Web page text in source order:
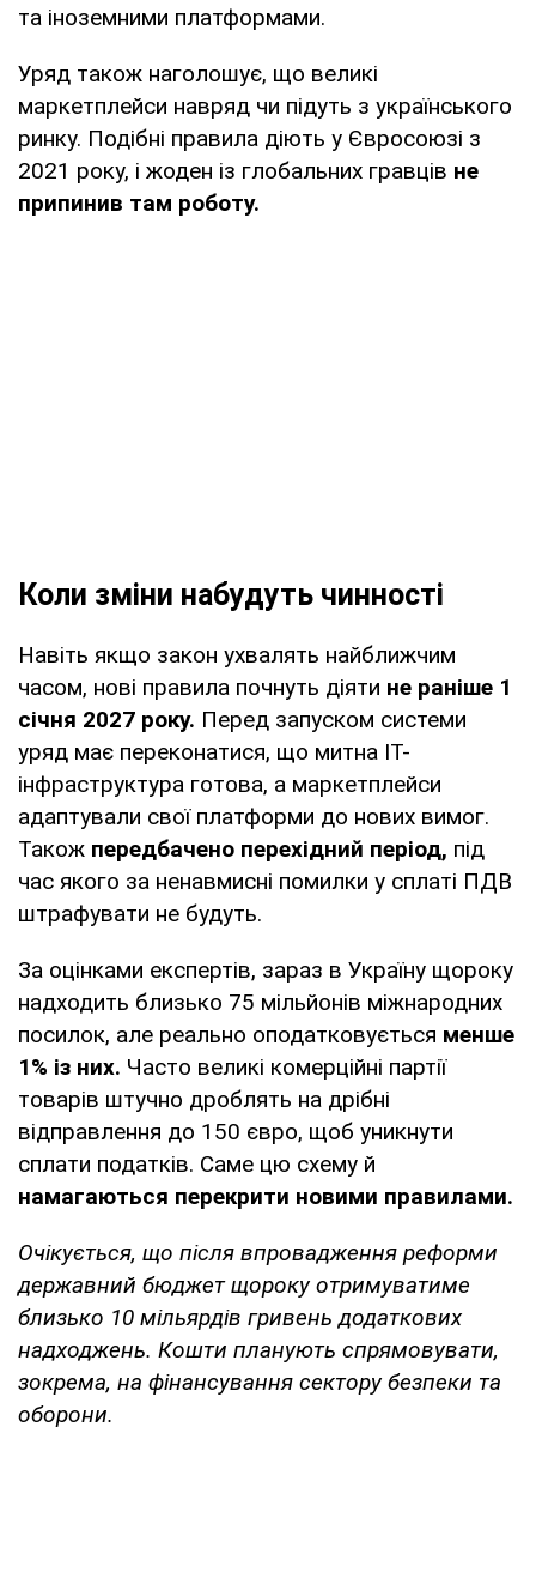
та іноземними платформами.
Уряд також наголошує, що великі
маркетплейси навряд чи підуть з українського
ринку. Подібні правила діють у Євросоюзі з
2021 року, і жоден із глобальних гравців не
припинив там роботу.
Коли зміни набудуть чинності
Навіть якщо закон ухвалять найближчим
часом, нові правила почнуть діяти не раніше 1
січня 2027 року. Перед запуском системи
уряд має переконатися, що митна ІТ-
інфраструктура готова, а маркетплейси
адаптували свої платформи до нових вимог.
Також передбачено перехідний період, під
час якого за ненавмисні помилки у сплаті ПДВ
штрафувати не будуть.
За оцінками експертів, зараз в Україну щороку
надходить близько 75 мільйонів міжнародних
посилок, але реально оподатковується менше
1% із них. Часто великі комерційні партії
товарів штучно дроблять на дрібні
відправлення до 150 євро, щоб уникнути
сплати податків. Саме цю схему й
намагаються перекрити новими правилами.
Очікується, що після впровадження реформи
державний бюджет щороку отримуватиме
близько 10 мільярдів гривень додаткових
надходжень. Кошти планують спрямовувати,
зокрема, на фінансування сектору безпеки та
оборони.